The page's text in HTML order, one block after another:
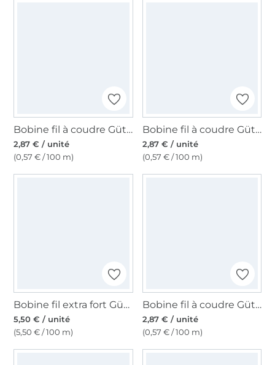
Bobine fil à coudre Gütermann 500m polyester Toldi, (659) rose
2,87 € / unité
(0,57 € / 100 m)
Bobine fil à coudre Gütermann 500m polyester Toldi, (351) orange
2,87 € / unité
(0,57 € / 100 m)
Bobine fil extra fort Gütermann 100m polyester, (000) noir
5,50 € / unité
(5,50 € / 100 m)
Bobine fil à coudre Gütermann 500m polyester Toldi, (158) lilas
2,87 € / unité
(0,57 € / 100 m)